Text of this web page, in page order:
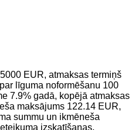
EUR, atmaksas termiņš
līguma noformēšanu 100
7.9% gadā, kopējā atmaksas
maksājums 122.14 EUR,
summu un ikmēneša
izskatīšanas.